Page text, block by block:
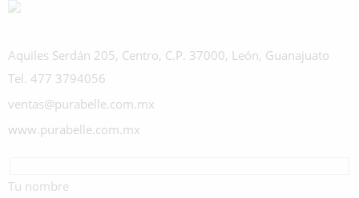
Aquiles Serdán 205, Centro, C.P. 37000, León, Guanajuato
Tel. 477 3794056
ventas@purabelle.com.mx
www.purabelle.com.mx
Tu nombre